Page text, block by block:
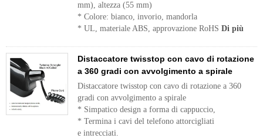
mm), altezza (55 mm)
* Colore: bianco, invorio, mandorla
* UL, materiale ABS, approvazione RoHS Di più
Distaccatore twisstop con cavo di rotazione
a 360 gradi con avvolgimento a spirale
Distaccatore twisstop con cavo di rotazione a 360
gradi con avvolgimento a spirale
* Simpatico design a forma di cappuccio,
* Termina i cavi del telefono attorcigliati
e intrecciati.